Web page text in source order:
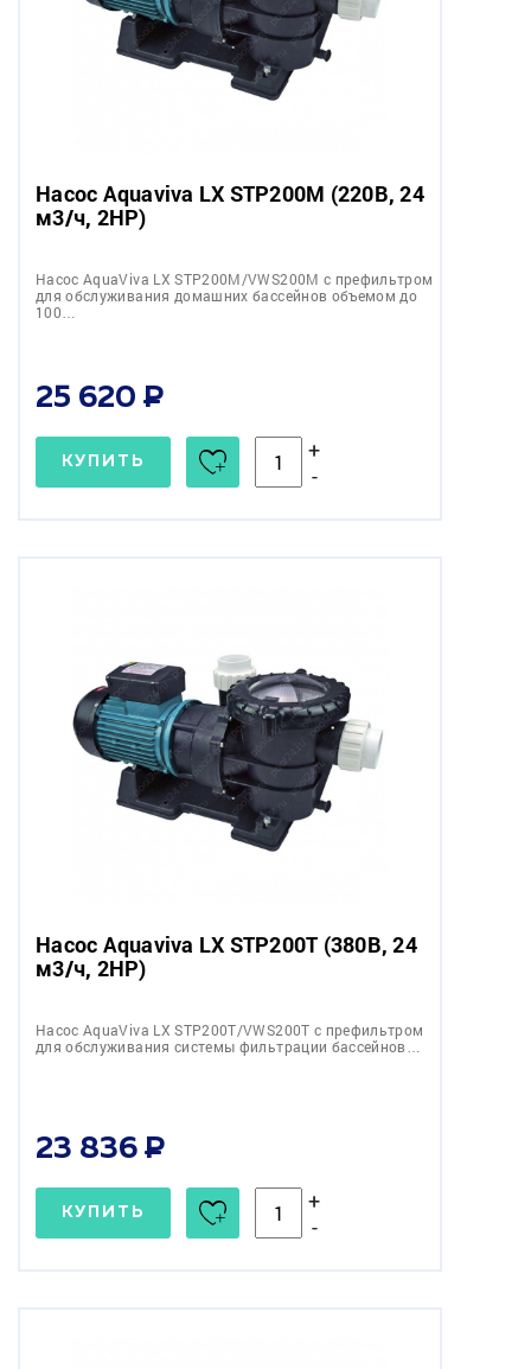
Насос Aquaviva LX STP200M (220В, 24
м3/ч, 2HP)
Насос AquaViva LX STP200M/VWS200M с префильтром
для обслуживания домашних бассейнов объемом до
100…
25 620
КУПИТЬ
+
-
Насос Aquaviva LX STP200T (380В, 24
м3/ч, 2HP)
Насос AquaViva LX STP200T/VWS200T с префильтром
для обслуживания системы фильтрации бассейнов…
23 836
КУПИТЬ
+
-